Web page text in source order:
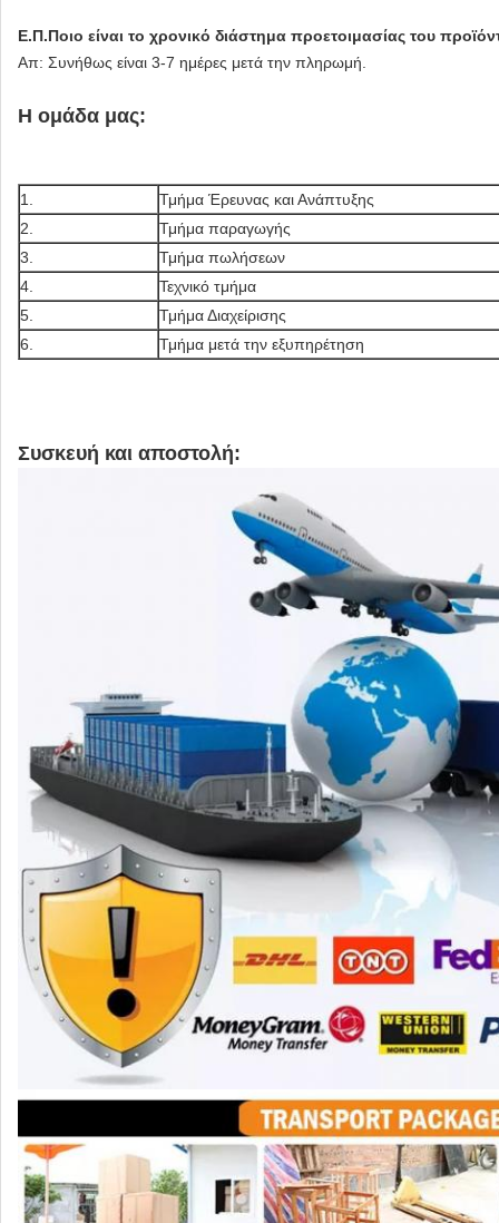
Ε.Π.Ποιο είναι το χρονικό διάστημα προετοιμασίας του
Απ: Συνήθως είναι 3-7 ημέρες μετά την πληρωμή.
Η ομάδα μας:
1.
Τμήμα Έρευνας και Ανάπτυξης
2.
Τμήμα παραγωγής
3.
Τμήμα πωλήσεων
4.
Τεχνικό τμήμα
5.
Τμήμα Διαχείρισης
6.
Τμήμα μετά την εξυπηρέτηση
Συσκευή και αποστολή: